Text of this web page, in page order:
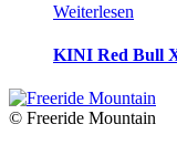
Weiterlesen
KINI Red Bull
© Freeride Mountain